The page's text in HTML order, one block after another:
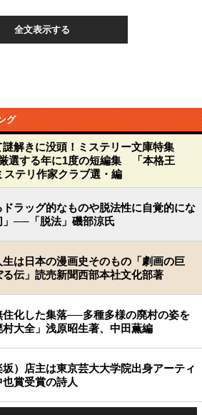
全文表示する
グ
解きに没頭！ミステリー文庫特集
厳選する年に1度の短編集 「本格王
ステリ作家クラブ選・編
ドラッグ的なものや脱法性に自覚的にな
」──「脱法」磯部涼氏
は日本の漫画史そのもの「劇画の巨
伝」読売新聞西部本社文化部著
住化した集落──多種多様の廃村の姿を
大全」浅原昭生著、中田薫編
坂）店主は東京芸大大学院出身アーティ
賞受賞の詩人